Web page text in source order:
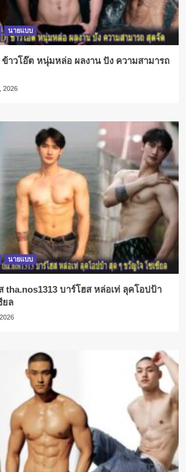
นายแบบ
ข้าวโอ๊ต หนุ่มหล่อ ผลงาน ปัง ความสามารถ
2026
นายแบบ
tha.nos1313 บาร์โฮส หล่อเท่ ลุคโอปป้า
ยล